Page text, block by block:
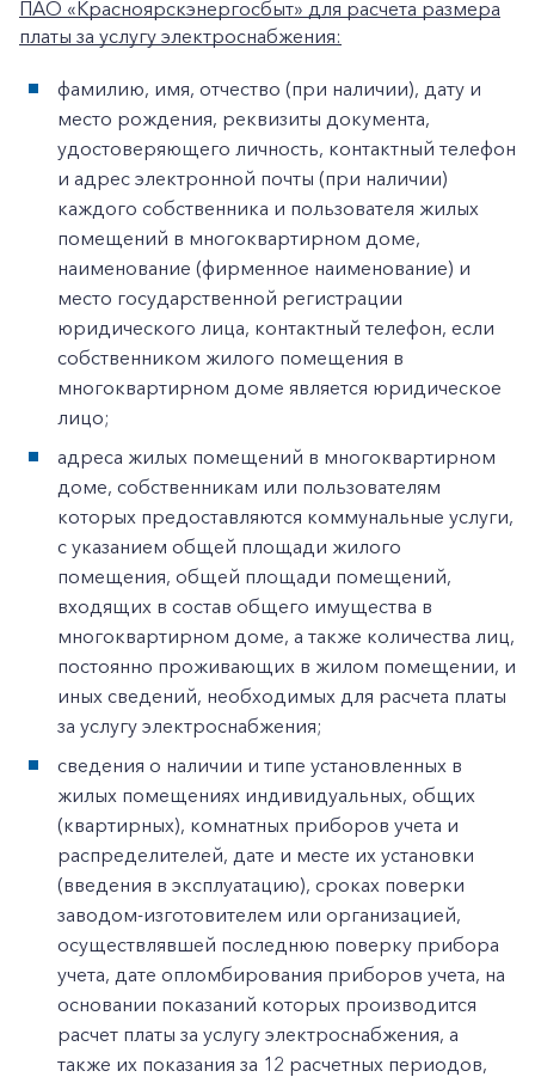
ПАО «Красноярскэнергосбыт» для расчета размера
платы за услугу электроснабжения:
фамилию, имя, отчество (при наличии), дату и
место рождения, реквизиты документа,
удостоверяющего личность, контактный телефон
и адрес электронной почты (при наличии)
каждого собственника и пользователя жилых
помещений в многоквартирном доме,
наименование (фирменное наименование) и
место государственной регистрации
юридического лица, контактный телефон, если
собственником жилого помещения в
многоквартирном доме является юридическое
лицо;
адреса жилых помещений в многоквартирном
доме, собственникам или пользователям
которых предоставляются коммунальные услуги,
с указанием общей площади жилого
помещения, общей площади помещений,
входящих в состав общего имущества в
многоквартирном доме, а также количества лиц,
постоянно проживающих в жилом помещении, и
иных сведений, необходимых для расчета платы
за услугу электроснабжения;
сведения о наличии и типе установленных в
жилых помещениях индивидуальных, общих
(квартирных), комнатных приборов учета и
распределителей, дате и месте их установки
(введения в эксплуатацию), сроках поверки
заводом-изготовителем или организацией,
осуществлявшей последнюю поверку прибора
учета, дате опломбирования приборов учета, на
основании показаний которых производится
расчет платы за услугу электроснабжения, а
также их показания за 12 расчетных периодов,